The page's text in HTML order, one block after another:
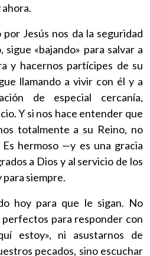
por Jesús nos da la seguridad
«bajando» para salvar a
y hacernos partícipes de su
llamando a vivir con él y a
de especial cercanía,
Y si nos hace entender que
totalmente a su Reino, no
hermoso —y es una gracia
a Dios y al servicio de los
siempre.
hoy para que le sigan. No
para responder con
estoy», ni asustarnos de
pecados, sino escuchar